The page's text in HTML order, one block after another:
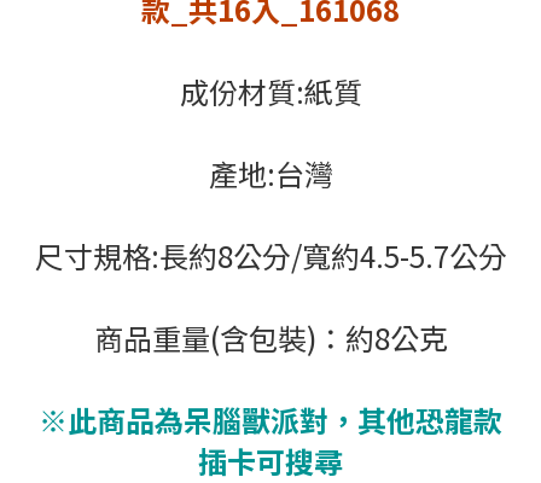
款_共16入_161068
成份材質:紙質
產地:台灣
尺寸規格:長約8公分/寬約4.5-5.7公分
商品重量(含包裝)：約8公克
※此商品為呆腦獸派對，其他恐龍款
插卡可搜尋